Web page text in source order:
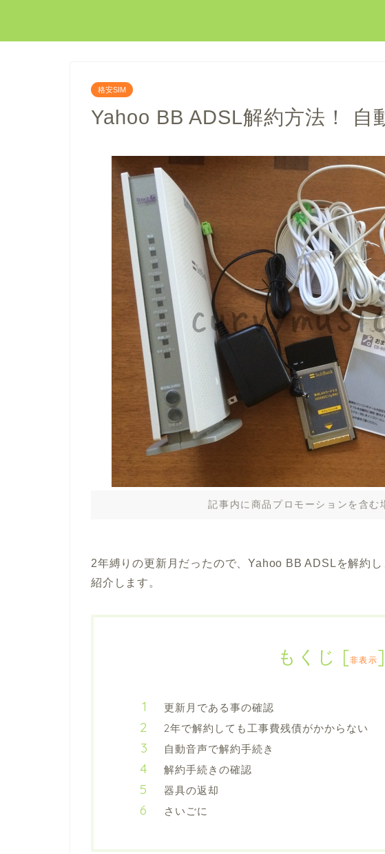
格安SIM
Yahoo BB ADSL解約方法！ 自
記事内に商品プロモーションを含む
2年縛りの更新月だったので、Yahoo BB ADSLを解約
紹介します。
もくじ [非表示]
更新月である事の確認
2年で解約しても工事費残債がかからない
自動音声で解約手続き
解約手続きの確認
器具の返却
さいごに